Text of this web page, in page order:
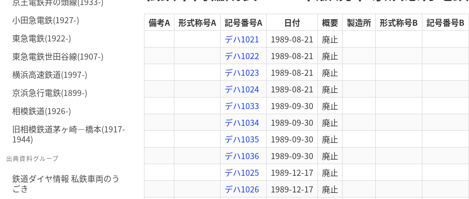
小田急電鉄(1927-)
東急電鉄(1922-)
東急電鉄世田谷線(1907-)
横浜高速鉄道(1997-)
京浜急行電鉄(1899-)
相模鉄道(1926-)
旧相模鉄道茅ヶ崎―橋本(1917-
1944)
出典資料グループ
鉄道ダイヤ情報 私鉄車両のう
ごき
備考A 形式称号A 記号番号A 日付 概要 製造所 形式称号B 記号番号B
デハ1021
1989-08-21
廃止
デハ1022
1989-08-21
廃止
デハ1023
1989-08-21 廃止
デハ1024
1989-08-21 廃止
デハ1033
1989-09-30
廃止
デハ1034
1989-09-30
廃止
デハ1035
1989-09-30
廃止
デハ1036
1989-09-30
廃止
デハ1025
1989-12-17
廃止
デハ1026
1989-12-17
廃止